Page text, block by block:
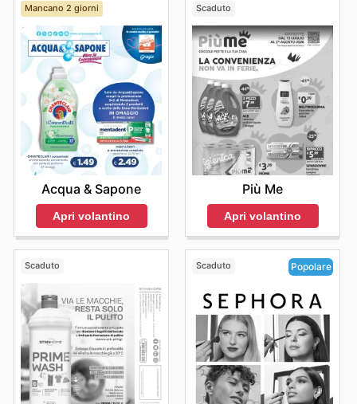
Mancano 2 giorni
Acqua & Sapone
Apri volantino
Scaduto
Più Me
Apri volantino
Scaduto Scaduto Popolare